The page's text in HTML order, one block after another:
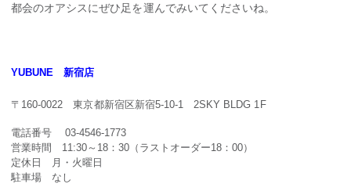
都会のオアシスにぜひ足を運んでみいてくださいね。
YUBUNE 新宿店
〒160-0022 東京都新宿区新宿5-10-1 2SKY BLDG 1F
電話番号 03-4546-1773
営業時間 11:30～18：30（ラストオーダー18：00）
定休日 月・火曜日
駐車場 なし